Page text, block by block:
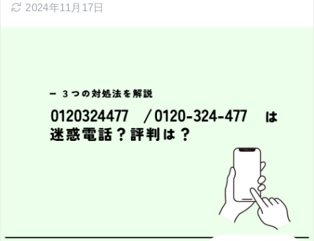
2024年11月17日